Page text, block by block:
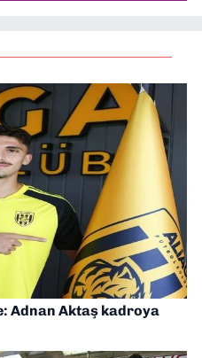
Adnan Aktaş kadroya